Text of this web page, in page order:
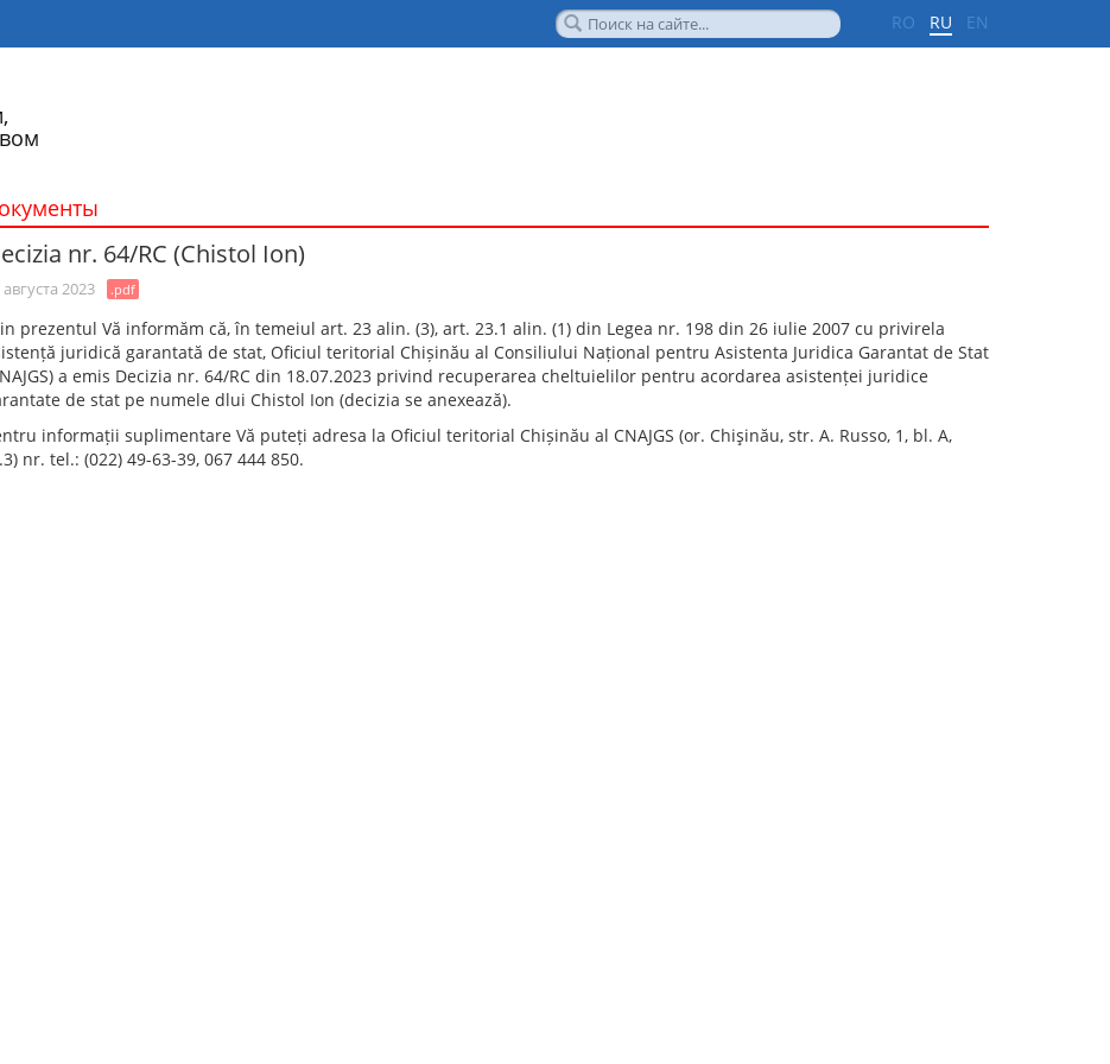
RO RU EN
nr. 64/RC (Chistol Ion)
августа 2023 .pdf
prezentul Vă informăm că, în temeiul art. 23 alin. (3), art. 23.1 alin. (1) din Legea nr. 198 din 26 iulie 2007 cu privirela
juridică garantată de stat, Oficiul teritorial Chișinău al Consiliului Național pentru Asistenta Juridica Garantat de Stat
a emis Decizia nr. 64/RC din 18.07.2023 privind recuperarea cheltuielilor pentru acordarea asistenței juridice
de stat pe numele dlui Chistol Ion (decizia se anexează).
informații suplimentare Vă puteți adresa la Oficiul teritorial Chișinău al CNAJGS (or. Chişinău, str. A. Russo, 1, bl. A,
nr. tel.: (022) 49-63-39, 067 444 850.